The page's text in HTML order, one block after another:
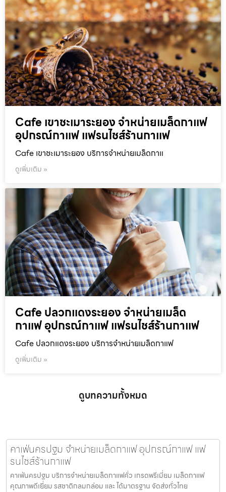
Cafe เขาชะเมาระยอง จำหน่ายเมล็ดกาแฟ
อุปกรณ์กาแฟ แฟรนไชส์ร้านกาแฟ
Cafe เขาชะเมาระยอง บริการจำหน่ายเมล็ดกาแ
ดูเพิ่มเติม »
Cafe ปลวกแดงระยอง จำหน่ายเมล็ด
กาแฟ อุปกรณ์กาแฟ แฟรนไชส์ร้านกาแฟ
Cafe ปลวกแดงระยอง บริการจำหน่ายเมล็ดกาแฟ
ดูเพิ่มเติม »
ดูบทความทั้งหมด
คาเฟ่นครปฐม จำหน่ายเมล็ดกาแฟ อุปกรณ์กาแฟ แฟ
รนไชส์ร้านกาแฟ
คาเฟ่นครปฐม บริการจำหน่ายเมล็ดกาแฟคั่ว เกรดพรีเมี่ยม เมล็ดกาแฟ
คุณภาพดีเยี่ยม รสชาติกลมกล่อม และ ได้มาตรฐาน จัดส่งทั่วไทย